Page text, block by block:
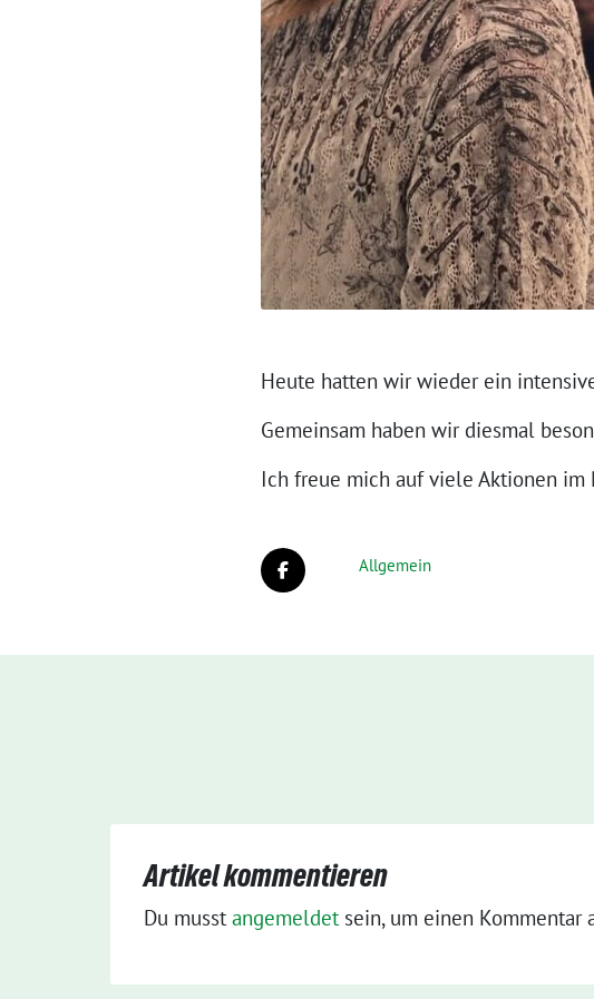
Heute hatten wir wieder ein
Gemeinsam haben wir diesmal
Ich freue mich auf viele Aktionen im
Allgemein
Artikel kommentieren
Du musst angemeldet sein, um einen Kommentar